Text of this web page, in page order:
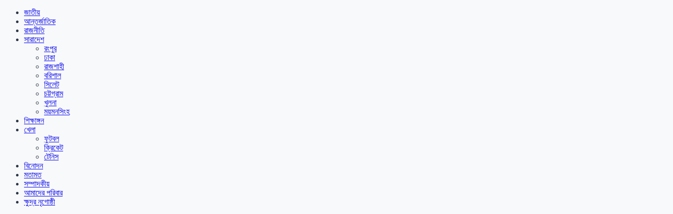
জাতীয়
আন্তর্জাতিক
রাজনীতি
সারাদেশ
রংপুর
ঢাকা
রাজশাহী
বরিশাল
সিলেট
চট্টগ্রাম
খুলনা
ময়মনসিংহ
শিক্ষাঙ্গন
খেলা
ফুটবল
ক্রিকেট
টেনিস
বিনোদন
মতামত
সম্পাদকীয়
আমাদের পরিবার
ক্ষুদ্র নৃগোষ্ঠী